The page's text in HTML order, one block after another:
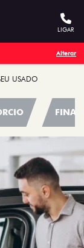
LIGAR
Alterar
USADO